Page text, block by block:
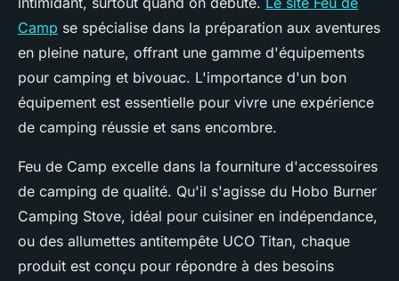
Camp se spécialise dans la préparation aux aventures
en pleine nature, offrant une gamme d'équipements
pour camping et bivouac. L'importance d'un bon
équipement est essentielle pour vivre une expérience
de camping réussie et sans encombre.
Feu de Camp excelle dans la fourniture d'accessoires
de camping de qualité. Qu'il s'agisse du Hobo Burner
Camping Stove, idéal pour cuisiner en indépendance,
ou des allumettes antitempête UCO Titan, chaque
produit est conçu pour répondre à des besoins